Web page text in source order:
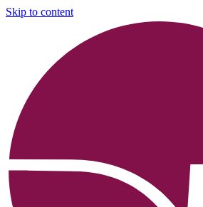
Skip to content